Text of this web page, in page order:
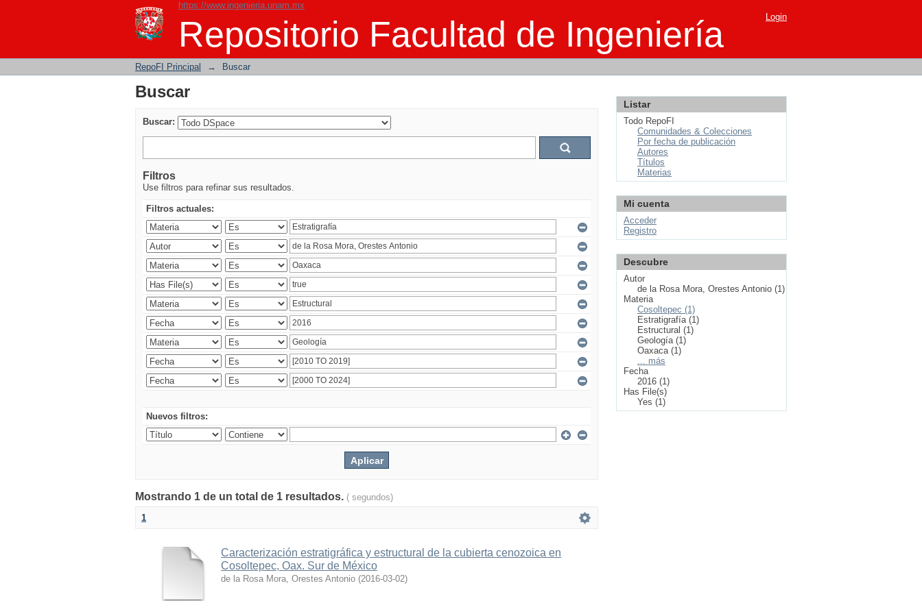
https://www.ingenieria.unam.mx
Repositorio Facultad de Ingeniería
Buscar Login
RepoFI Principal → Buscar
Buscar
Buscar:
Filtros
Use filtros para refinar sus resultados.
Filtros actuales:
Nuevos filtros:
Mostrando 1 de un total de 1 resultados. ( segundos)
1
Caracterización estratigráfica y estructural de la cubierta cenozoica en
Cosoltepec, Oax. Sur de México
de la Rosa Mora, Orestes Antonio (2016-03-02)
Listar
Todo RepoFI
Comunidades & Colecciones
Por fecha de publicación
Autores
Títulos
Materias
Mi cuenta
Acceder
Registro
Descubre
Autor
de la Rosa Mora, Orestes Antonio (1)
Materia
Cosoltepec (1)
Estratigrafía (1)
Estructural (1)
Geología (1)
Oaxaca (1)
... más
Fecha
2016 (1)
Has File(s)
Yes (1)